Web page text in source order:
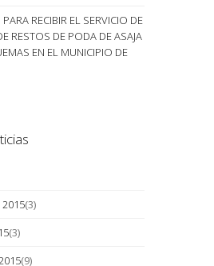
RECIBIR EL SERVICIO DE
RESTOS DE PODA DE ASAJA
EN EL MUNICIPIO DE
(3)
(3)
(9)